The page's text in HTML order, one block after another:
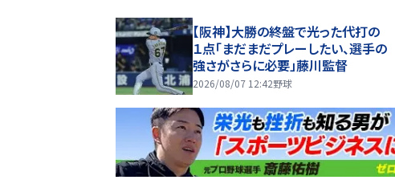
【阪神】大勝の終盤で光った代打の
１点「まだまだプレーしたい、選手の
強さがさらに必要」藤川監督
2026/08/07 12:42野球